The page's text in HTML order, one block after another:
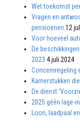
Wet toekomst
Vragen en
pensioenen 12
Voor hoeveel
De
2023 4 juli 2024
Concernregeling
Kamerstukken
De dienst
2025 géén lage-
Loon, laadpaal